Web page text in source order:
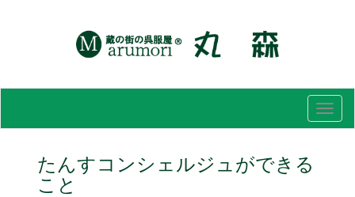
メ
ニ
たんすコンシェルジュができる
こと